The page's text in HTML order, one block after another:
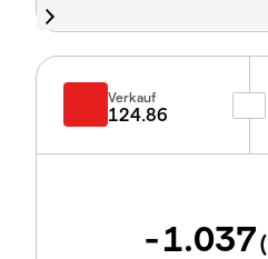
Verkauf
124.86
-1.037(